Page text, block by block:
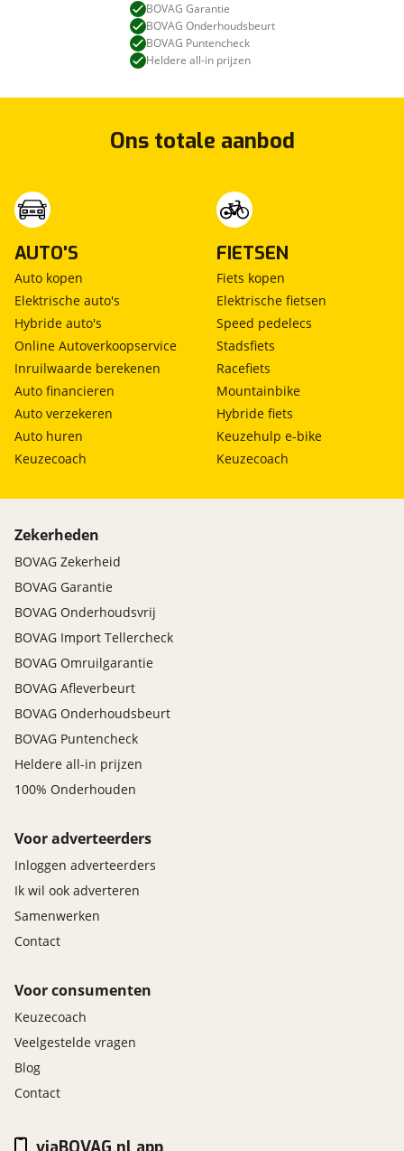
BOVAG Garantie
BOVAG Onderhoudsbeurt
BOVAG Puntencheck
Heldere all-in prijzen
Ons totale aanbod
AUTO'S
Auto kopen
Elektrische auto's
Hybride auto's
Online Autoverkoopservice
Inruilwaarde berekenen
Auto financieren
Auto verzekeren
Auto huren
Keuzecoach
FIETSEN
Fiets kopen
Elektrische fietsen
Speed pedelecs
Stadsfiets
Racefiets
Mountainbike
Hybride fiets
Keuzehulp e-bike
Keuzecoach
Zekerheden
BOVAG Zekerheid
BOVAG Garantie
BOVAG Onderhoudsvrij
BOVAG Import Tellercheck
BOVAG Omruilgarantie
BOVAG Afleverbeurt
BOVAG Onderhoudsbeurt
BOVAG Puntencheck
Heldere all-in prijzen
100% Onderhouden
Voor adverteerders
Inloggen adverteerders
Ik wil ook adverteren
Samenwerken
Contact
Voor consumenten
Keuzecoach
Veelgestelde vragen
Blog
Contact